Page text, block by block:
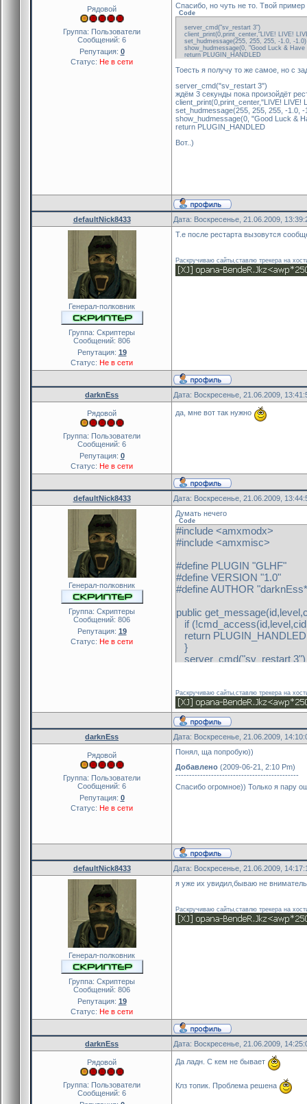
Рядовой
Группа: Пользователи
Сообщений: 6
Репутация: 0
Статус: Не в сети
Спасибо, но чуть не то. Твой
Code
server_cmd("sv_restart 3")
client_print(0,print_center,"LIVE! LIVE!
set_hudmessage(255, 255, 255, -1.0, -
show_hudmessage(0, "Good Luck &
return PLUGIN_HANDLED
Тоесть я получу то же самое, но с
server_cmd("sv_restart 3")
ждём 3 секунды пока произойдёт
client_print(0,print_center,"LIVE! LIVE!
set_hudmessage(255, 255, 255, -1.0, -
show_hudmessage(0, "Good Luck &
return PLUGIN_HANDLED
Вот..)
defaultNick8433 Дата: Воскресенье, 21.06.2009,
Генерал-полковник
Группа: Скриптеры
Сообщений: 806
Репутация: 19
Статус: Не в сети
Т.е после рестарта вызовутся
Раскручиваю сайты,ставлю трекера на
darknEss Дата: Воскресенье, 21.06.2009,
Рядовой
Группа: Пользователи
Сообщений: 6
Репутация: 0
Статус: Не в сети
да, мне вот так нужно
defaultNick8433 Дата: Воскресенье, 21.06.2009,
Генерал-полковник
Группа: Скриптеры
Сообщений: 806
Репутация: 19
Статус: Не в сети
Думать нечего
Code
#include <amxmodx>
#include <amxmisc>
#define PLUGIN "GLHF"
#define VERSION "1.0"
#define AUTHOR
public
if
return
}
server_cmd("sv_restart
public plugin_init() {
register_plugin(PLUGIN,
}
public restart()
{
set_hudmessage(255, 255,
Раскручиваю сайты,ставлю трекера на
darknEss Дата: Воскресенье, 21.06.2009,
Рядовой
Группа: Пользователи
Сообщений: 6
Репутация: 0
Статус: Не в сети
Понял, ща попробую))
Добавлено (2009-06-21, 2:10 Pm)
---------------------------------------------
Спасибо огромное)) Только я пару
defaultNick8433 Дата: Воскресенье, 21.06.2009,
Генерал-полковник
Группа: Скриптеры
Сообщений: 806
Репутация: 19
Статус: Не в сети
я уже их увидил,бываю не
Раскручиваю сайты,ставлю трекера на
darknEss Дата: Воскресенье, 21.06.2009,
Рядовой
Группа: Пользователи
Сообщений: 6
Да ладн. С кем не бывает
Клз топик. Проблема решена